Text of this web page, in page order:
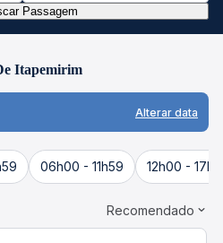
Passagem
Itapemirim
Alterar data
06h00 - 11h59 12h00 -
Recomendado